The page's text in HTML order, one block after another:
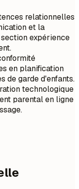
relationnelles
et la
expérience
en planification
de garde d'enfants.
technologique
parental en ligne